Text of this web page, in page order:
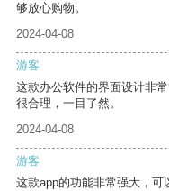
够放心购物。
2024-04-08
游客
这款办公软件的界面设计非
很合理，一目了然。
2024-04-08
游客
这款app的功能非常强大，